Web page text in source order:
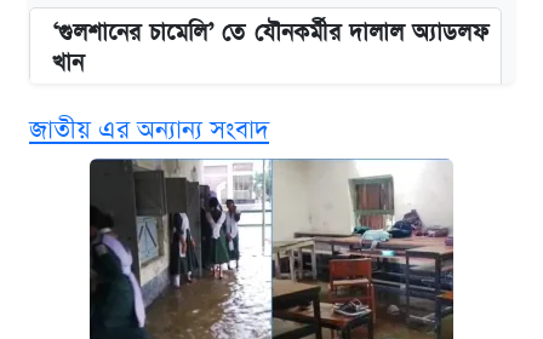
‘গুলশানের চামেলি’ তে যৌনকর্মীর দালাল অ্যাডলফ
খান
এক ক্লিকে জেনে নিন আইফোন ১৮ প্রো ম্যাক্সের
দাম ও ফিচার
কবে শুরু হচ্ছে ঢাবির ভর্তি আবেদন, জানাল কর্তৃপক্ষ
নবম জাতীয় পে-স্কেল নিয়ে সর্বশেষ যা জানা গেল
জাতীয় এর অন্যান্য সংবাদ